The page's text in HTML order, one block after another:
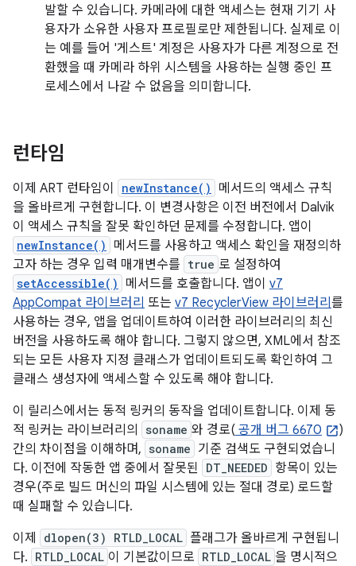
발할 수 있습니다. 카메라에 대한 액세스는 현재 기기 사
용자가 소유한 사용자 프로필로만 제한됩니다. 실제로 이
는 예를 들어 '게스트' 계정은 사용자가 다른 계정으로 전
환했을 때 카메라 하위 시스템을 사용하는 실행 중인 프
로세스에서 나갈 수 없음을 의미합니다.
런타임
이제 ART 런타임이 newInstance()
메서드의 액세스 규칙
을 올바르게 구현합니다. 이 변경사항은 이전 버전에서 Dalvik
이 액세스 규칙을 잘못 확인하던 문제를 수정합니다. 앱이
newInstance()
메서드를 사용하고 액세스 확인을 재정의하
고자 하는 경우 입력 매개변수를 true 로 설정하여
setAccessible() 메서드를 호출합니다. 앱이 v7
AppCompat 라이브러리 또는 v7 RecyclerView 라이브러리 를
사용하는 경우, 앱을 업데이트하여 이러한 라이브러리의 최신
버전을 사용하도록 해야 합니다. 그렇지 않으면, XML에서 참조
되는 모든 사용자 지정 클래스가 업데이트되도록 확인하여 그
클래스 생성자에 액세스할 수 있도록 해야 합니다.
이 릴리스에서는 동적 링커의 동작을 업데이트합니다. 이제 동
적 링커는 라이브러리의
soname 와 경로( 공개 버그 6670
)
간의 차이점을 이해하며, soname 기준 검색도 구현되었습니
다. 이전에 작동한 앱 중에서 잘못된 DT_NEEDED 항목이 있는
경우(주로 빌드 머신의 파일 시스템에 있는 절대 경로) 로드할
때 실패할 수 있습니다.
이제
dlopen(3) RTLD_LOCAL 플래그가 올바르게 구현됩니
다. RTLD_LOCAL 이 기본값이므로 RTLD_LOCAL 을 명시적으